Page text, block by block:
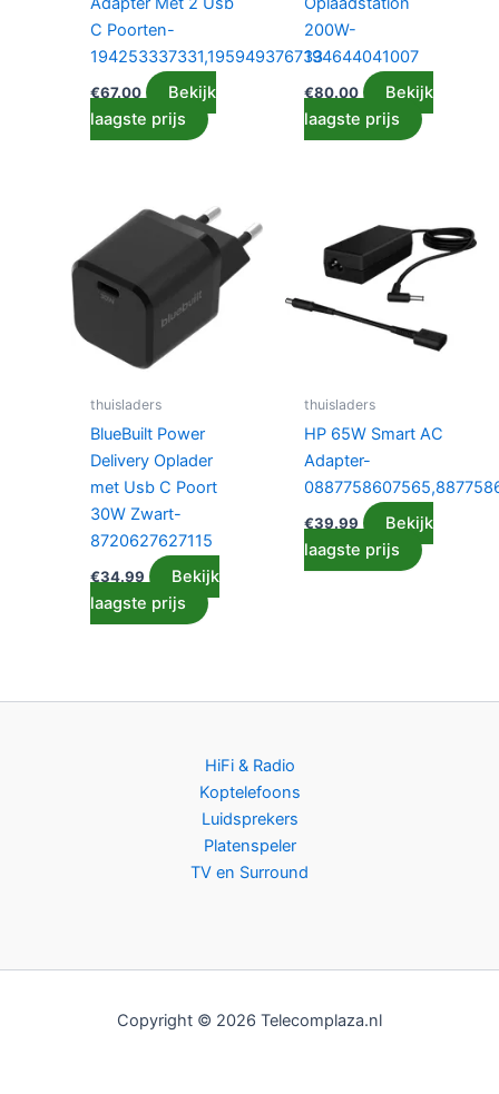
C Poorten-
194253337331,195949376733
€67.00
Bekijk
laagste prijs
200W-
194644041007
€80.00
Bekijk
laagste prijs
thuisladers
BlueBuilt Power
Delivery Oplader
met Usb C Poort
30W Zwart-
8720627627115
€34.99
Bekijk
laagste prijs
thuisladers
HP 65W Smart AC
Adapter-
€39.99
Bekijk
laagste prijs
HiFi & Radio
Koptelefoons
Luidsprekers
Platenspeler
TV en Surround
Copyright © 2026 Telecomplaza.nl